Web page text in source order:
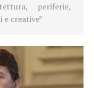
periferie,
creative”